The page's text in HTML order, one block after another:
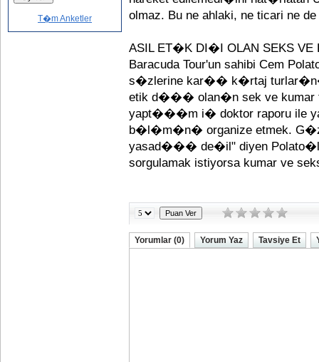
T�m Anketler
olmaz. Bu ne ahlaki, ne ticari ne
ASIL ET�K DI�I OLAN SEKS
Baracuda Tour'un sahibi Cem
s�zlerine kar�� k�rtaj
etik d��� olan�n sek ve kumar
yapt���m i� doktor raporu ile
b�l�m�n� organize etmek.
yasad��� de�il" diyen
sorgulamak istiyorsa kumar ve
Yorumlar (0) Yorum Yaz Tavsiye Et